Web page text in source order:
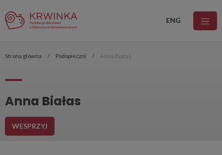
ENG
Strona główna Podopieczni Anna Białas
Anna Białas
WESPRZYJ